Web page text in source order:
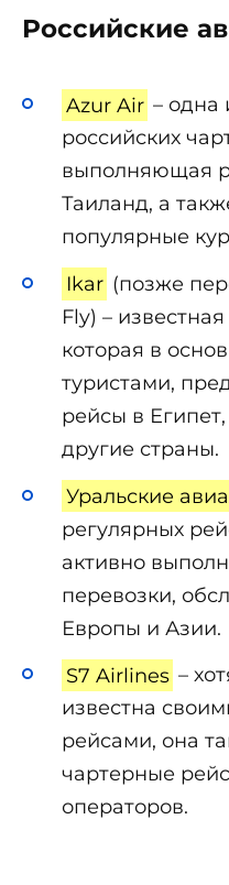
Российские
Azur Air – одна
российских
выполняющая
Таиланд, а
популярные
Ikar (позже
Fly) –
которая в
туристами,
рейсы в
другие страны.
Уральские
регулярных
активно
перевозки,
Европы и Азии.
S7 Airlines –
известна
рейсами, она
чартерные
операторов.